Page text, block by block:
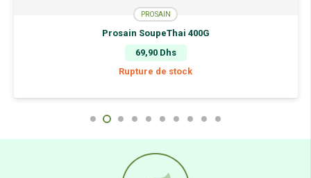
Prosain SoupeThai 400G
Rupture de stock